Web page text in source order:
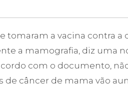
tomaram a vacina contra a
a mamografia, diz uma
com o documento,
de câncer de mama vão